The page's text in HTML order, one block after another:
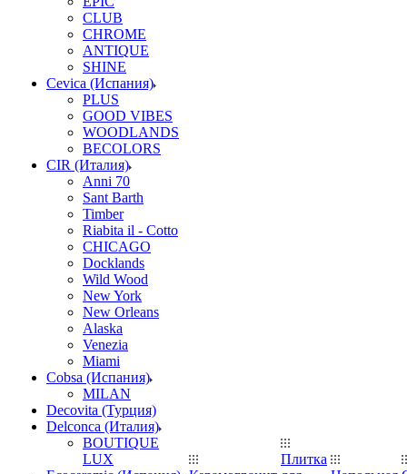
CLUB
CHROME
ANTIQUE
SHINE
Cevica (Испания)
PLUS
GOOD VIBES
WOODLANDS
BECOLORS
CIR (Италия)
Anni 70
Sant Barth
Timber
Riabita il - Cotto
CHICAGO
Docklands
Wild Wood
New York
New Orleans
Alaska
Venezia
Miami
Cobsa (Испания)
MILAN
Decovita (Турция)
Delconca (Италия)
BOUTIQUE
LUX
Плитка